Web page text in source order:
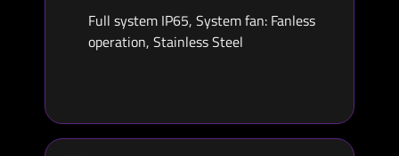
Full system IP65, System fan: Fanless
operation, Stainless Steel